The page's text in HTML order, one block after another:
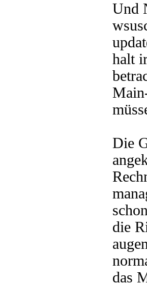
Und
halt
Die
die
das